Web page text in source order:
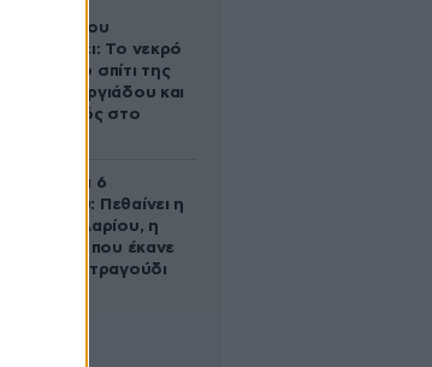
Τζώρτζογλου
αποκαλύπτει: Το νεκρό
έμβρυο στο σπίτι της
Μαρίας Γεωργιάδου και
ο εγκλεισμός στο
Σαν σήμερα 6
Αυγούστου: Πεθαίνει η
Ρίτα Σακελλαρίου, η
λαϊκή ντίβα που έκανε
τη ζωή της τραγούδι